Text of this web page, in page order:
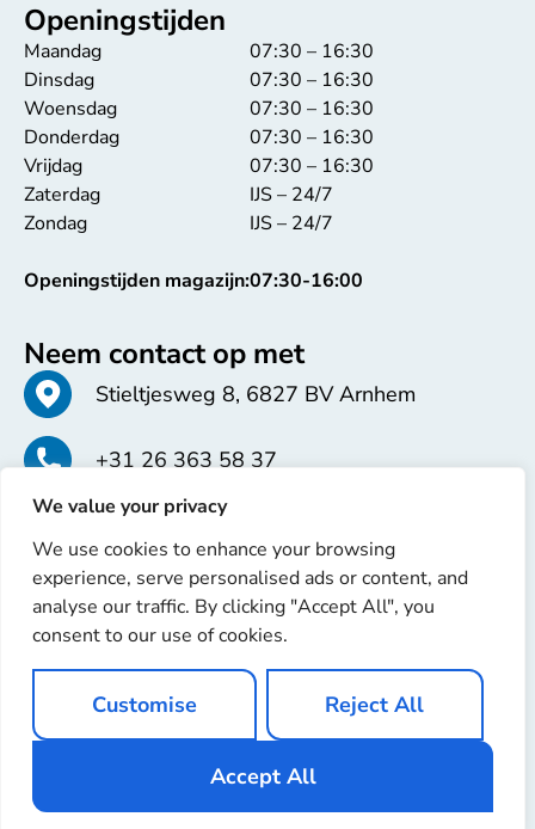
We value your privacy
We use cookies to enhance your browsing
experience, serve personalised ads or content, and
analyse our traffic. By clicking "Accept All", you
consent to our use of cookies.
Customise Reject All
Accept All
Openingstijden
Maandag
Dinsdag
Woensdag
Donderdag
Vrijdag
Zaterdag
Zondag
Openingstijden magazijn:
07:30 – 16:30
07:30 – 16:30
07:30 – 16:30
07:30 – 16:30
07:30 – 16:30
IJS – 24/7
IJS – 24/7
07:30-16:00
Neem contact op met
Stieltjesweg 8, 6827 BV Arnhem
+31 26 363 58 37
info@erren.com
Copyright © 2025 Erren Recondition. Alle rechten
voorbehouden
Ignaz Software